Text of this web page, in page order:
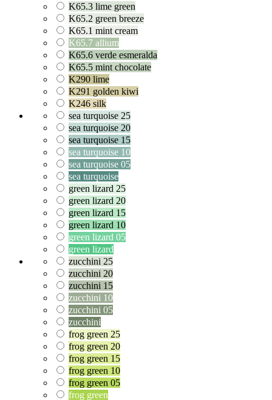
K65.3 lime green
K65.2 green breeze
K65.1 mint cream
K65.7 allium
K65.6 verde esmeralda
K65.5 mint chocolate
K290 lime
K291 golden kiwi
K246 silk
sea turquoise 25
sea turquoise 20
sea turquoise 15
sea turquoise 10
sea turquoise 05
sea turquoise
green lizard 25
green lizard 20
green lizard 15
green lizard 10
green lizard 05
green lizard
zucchini 25
zucchini 20
zucchini 15
zucchini 10
zucchini 05
zucchini
frog green 25
frog green 20
frog green 15
frog green 10
frog green 05
frog green